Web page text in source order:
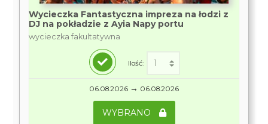
Wycieczka Fantastyczna impreza na łodzi z
DJ na pokładzie z Ayia Napy portu
wycieczka fakultatywna
Ilość:
06.08.2026 → 06.08.2026
WYBRANO